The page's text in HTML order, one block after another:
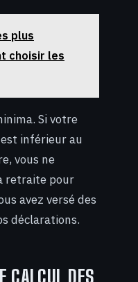
plus
choisir les
Si votre
inférieur au
vous ne
retraite pour
avez versé des
déclarations.
CALCUL DES